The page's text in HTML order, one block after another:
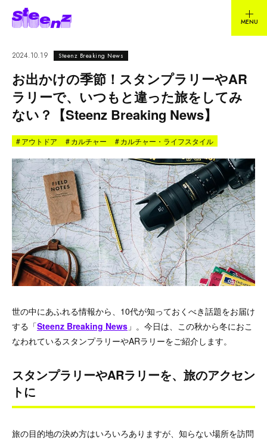
2024.10.19 Steenz Breaking News
お出かけの季節！スタンプラリーやAR
ラリーで、いつもと違った旅をしてみ
ない？【Steenz Breaking News】
#アウトドア #カルチャー #カルチャー・ライフスタイル
世の中にあふれる情報から、10代が知っておくべき話題をお届け
する「Steenz Breaking News 」。今日は、この秋から冬におこ
なわれているスタンプラリーやARラリーをご紹介します。
スタンプラリーやARラリーを、旅のアクセン
トに
旅の目的地の決め方はいろいろありますが、知らない場所を訪問